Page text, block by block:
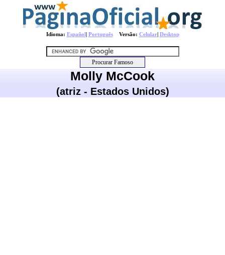
Idioma: Español| PortuguêsVersão: Celular| Desktop
Molly McCook
(atriz - Estados Unidos)